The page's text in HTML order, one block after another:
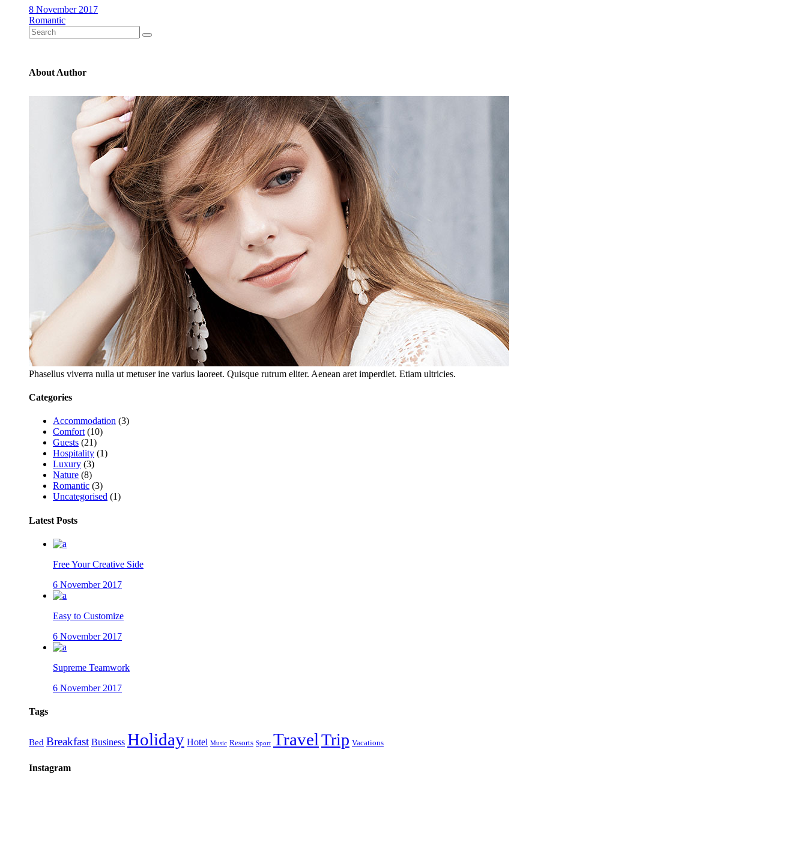
8 November 2017
Romantic
Search
for:
About Author
Phasellus viverra nulla ut metuser ine varius laoreet. Quisque rutrum eliter. Aenean aret imperdiet. Etiam ultricies.
Categories
Accommodation (3)
Comfort (10)
Guests (21)
Hospitality (1)
Luxury (3)
Nature (8)
Romantic (3)
Uncategorised (1)
Latest Posts
Free Your Creative Side
6 November 2017
Easy to Customize
6 November 2017
Supreme Teamwork
6 November 2017
Tags
Bed Breakfast Business Holiday Hotel Music Resorts Sport TravelTrip Vacations
Instagram